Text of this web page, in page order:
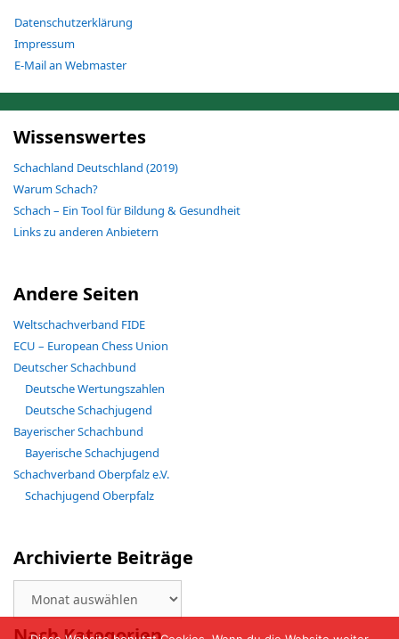
Datenschutzerklärung
Impressum
E-Mail an Webmaster
Wissenswertes
Schachland Deutschland (2019)
Warum Schach?
Schach – Ein Tool für Bildung & Gesundheit
Links zu anderen Anbietern
Andere Seiten
Weltschachverband FIDE
ECU – European Chess Union
Deutscher Schachbund
Deutsche Wertungszahlen
Deutsche Schachjugend
Bayerischer Schachbund
Bayerische Schachjugend
Schachverband Oberpfalz e.V.
Schachjugend Oberpfalz
Archivierte Beiträge
Beiträge